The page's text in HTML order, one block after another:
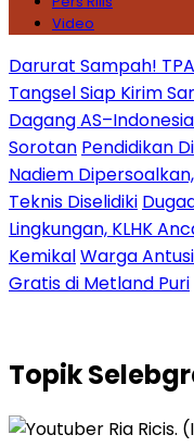
Video
Darurat Sampah!
Tangsel Siap Kirim
Dagang
Sorotan Pendidikan
Nadiem
Teknis Diselidiki
Lingkungan, KLHK
KemikalWarga
Gratis di Metland Puri
Topik